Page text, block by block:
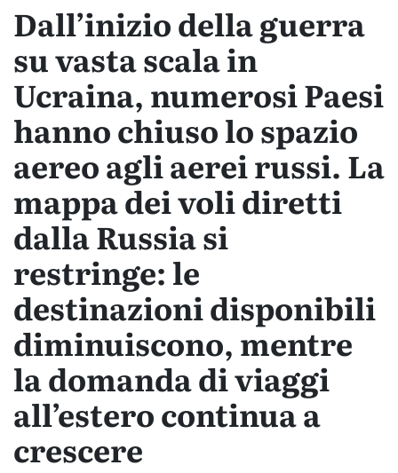
Dall’inizio della guerra
su vasta scala in
Ucraina, numerosi Paesi
hanno chiuso lo spazio
aereo agli aerei russi. La
mappa dei voli diretti
dalla Russia si
restringe: le
destinazioni disponibili
diminuiscono, mentre
la domanda di viaggi
all’estero continua a
crescere